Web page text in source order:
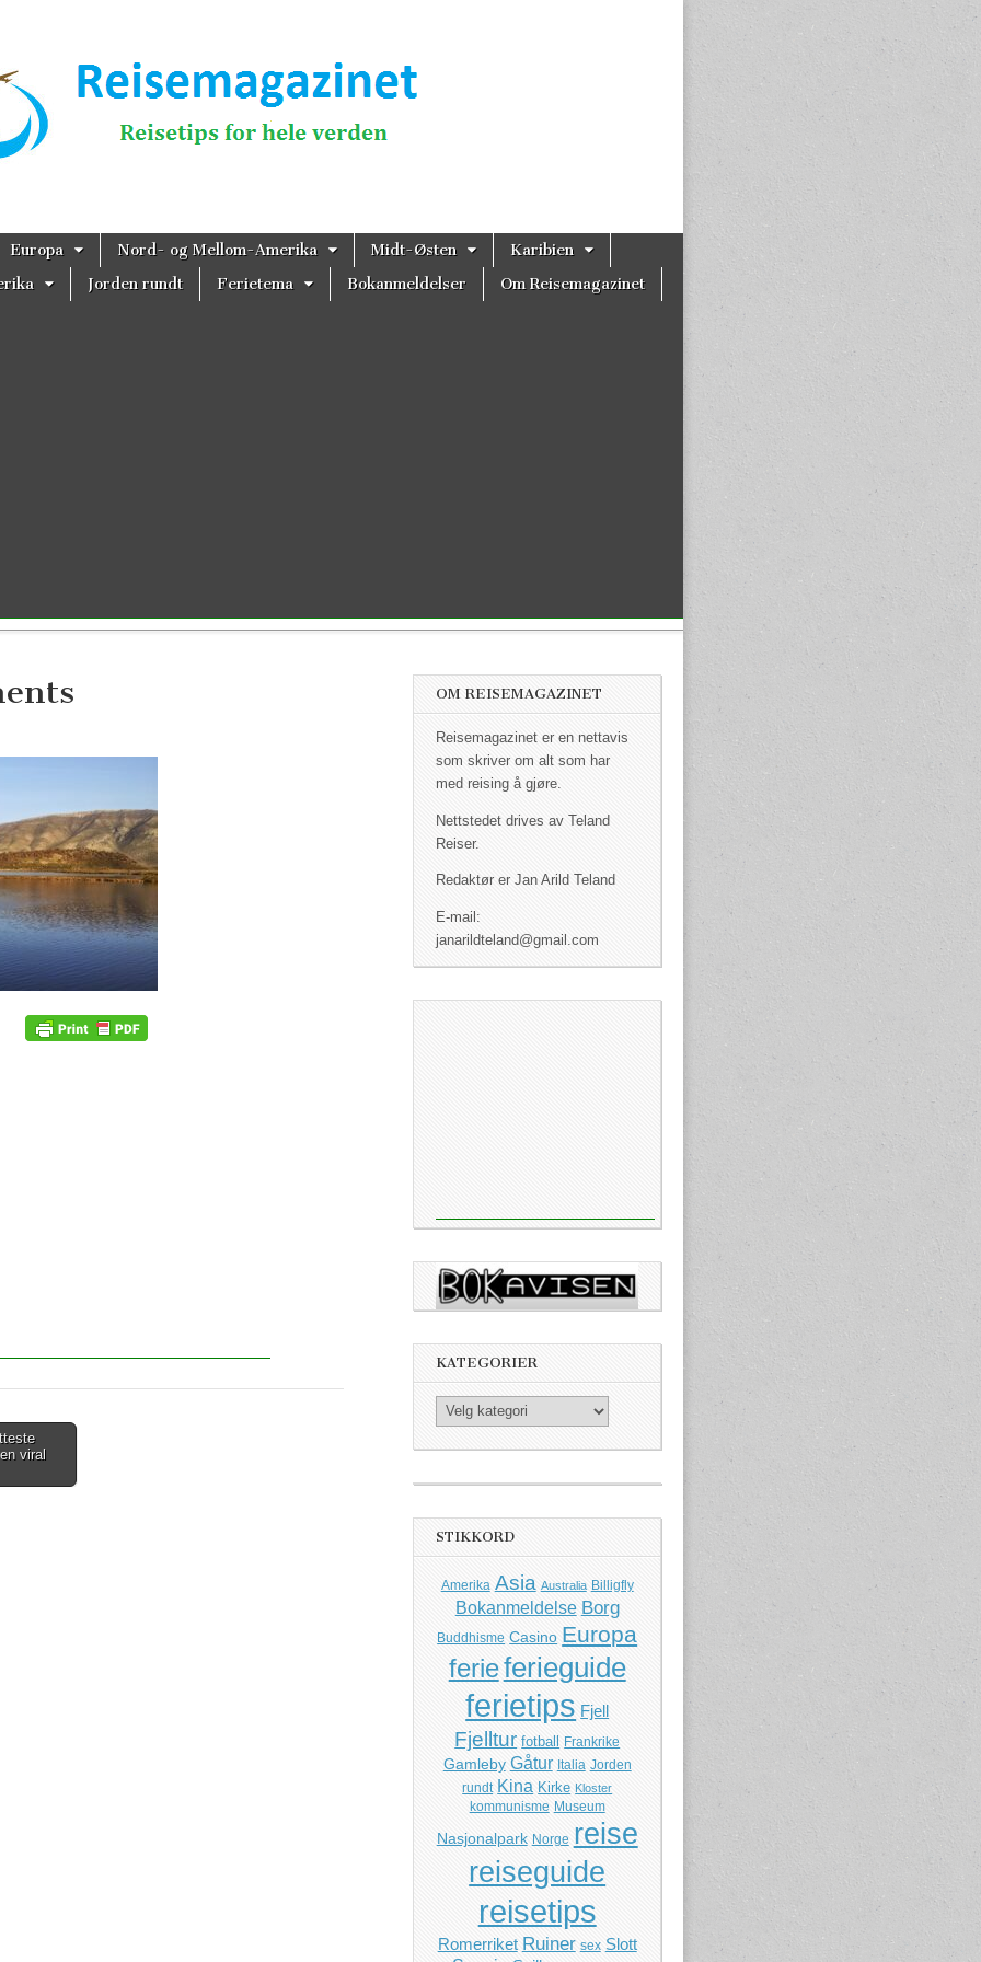
Europa Nord- og Mellom-Amerika Midt-Østen
Karibien
Jorden rundt Ferietema Bokanmeldelser Om Reisemagazinet
viral
OM REISEMAGAZINET
Reisemagazinet er en nettavis
som skriver om alt som har
med reising å gjøre.
Nettstedet drives av Teland
Reiser.
Redaktør er Jan Arild Teland
E-mail:
janarildteland@gmail.com
KATEGORIER
Kategorier
STIKKORD
Amerika Asia Australia Billigfly
Bokanmeldelse Borg
Buddhisme Casino Europa
ferieferieguide
ferietips Fjell
Fjelltur fotball Frankrike
Gamleby Gåtur Italia Jorden
rundt Kina Kirke Kloster
kommunisme Museum
Nasjonalpark Norge reise
reiseguide
reisetips
Romerriket Ruiner sex Slott